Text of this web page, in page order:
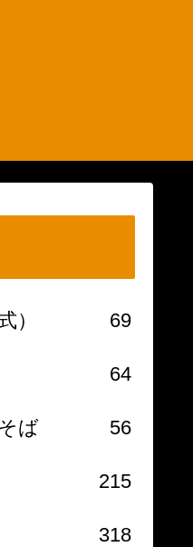
） 69
64
ば 56
215
318